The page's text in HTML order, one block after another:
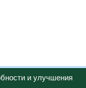
и улучшения